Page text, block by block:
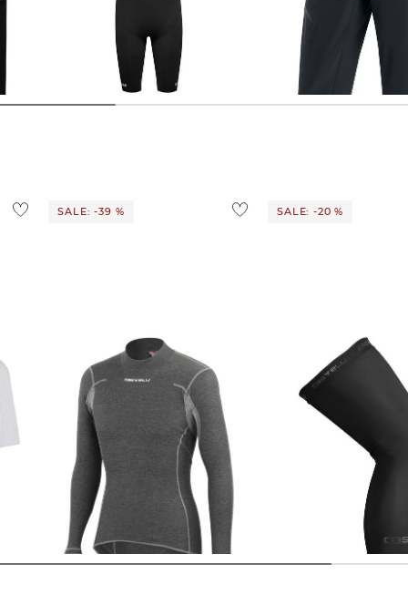
GOREWEAR | Herren SPINSHIFT
BIB SHORTS
139,95 €
GOREWEAR | Herren Radsport
Shorts "C5"
63,55 €
99,90 €
3
SALE: -39 %
Castelli | Herren
Funktionsunterhemd "Flanders
Warm LS"
51,95 €
84,95 €
SALE: -20 %